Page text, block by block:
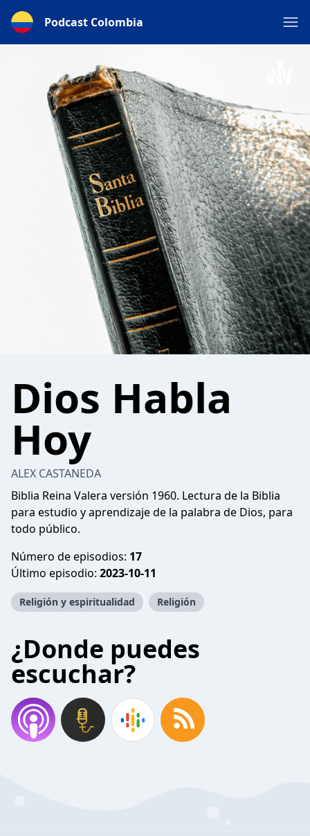
Podcast Colombia
Dios Habla
Hoy
ALEX CASTANEDA
Biblia Reina Valera versión 1960. Lectura de la Biblia
para estudio y aprendizaje de la palabra de Dios, para
todo público.
Número de episodios: 17
Último episodio: 2023-10-11
Religión y espiritualidad Religión
¿Donde puedes
escuchar?